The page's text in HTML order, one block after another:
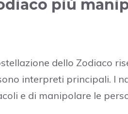
più
dello Zodiaco
interpreti principali. I
e di manipolare le